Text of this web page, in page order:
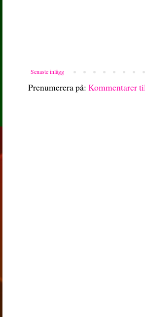
Senaste inlägg
Prenumerera på: Kommentarer